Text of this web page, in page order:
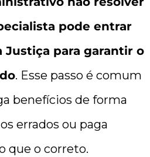
pode entrar
Justiça para garantir o
. Esse passo é comum
benefícios de forma
errados ou paga
que o correto.